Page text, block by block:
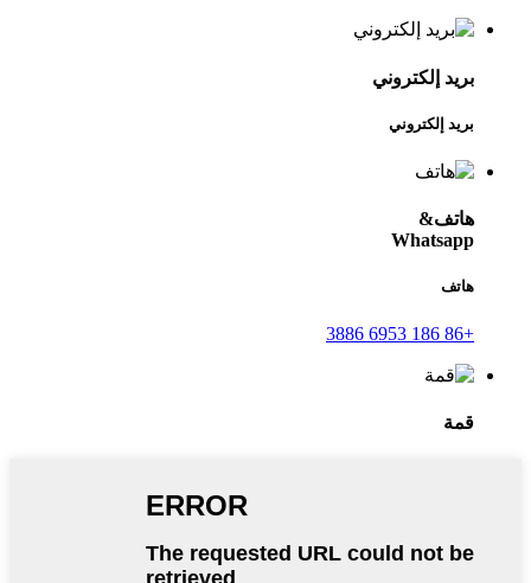
بريد إلكتروني
بريد إلكتروني
هاتف&
Whatsapp
هاتف
+86 186 6953 3886
قمة